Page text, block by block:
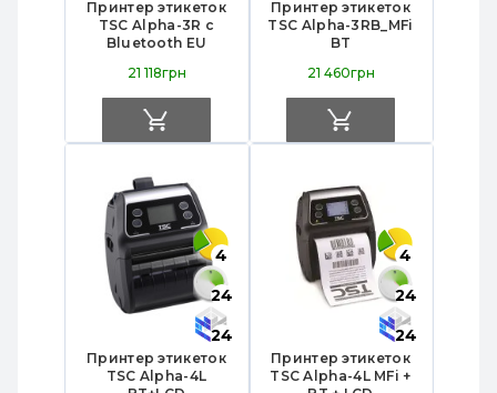
Принтер этикеток
TSC Alpha-3R с
Bluetooth EU
21 118грн
Принтер этикеток
TSC Alpha-3RB_MFi
BT
21 460грн
4
24
24
Принтер этикеток
TSC Alpha-4L
4
24
24
Принтер этикеток
TSC Alpha-4L MFi +